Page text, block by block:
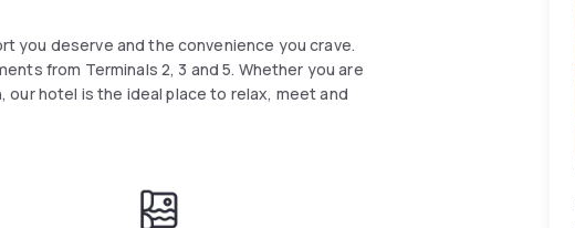
you deserve and the convenience you crave.
from Terminals 2, 3 and 5. Whether you are
our hotel is the ideal place to relax, meet and